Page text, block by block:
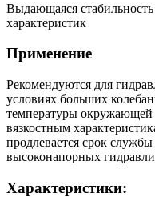
Выдающаяся
характеристик
Применение
Рекомендуются для
условиях больших
температуры окружающей
вязкостным
продлевается срок
высоконапорных
Характеристики: